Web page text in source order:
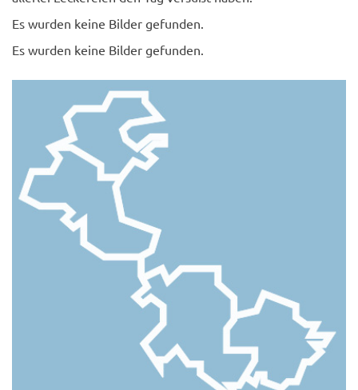
Es wurden keine Bilder gefunden.
Es wurden keine Bilder gefunden.